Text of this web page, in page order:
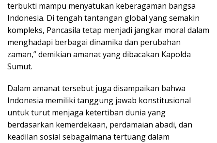
terbukti mampu menyatukan keberagaman bangsa
Indonesia. Di tengah tantangan global yang semakin
kompleks, Pancasila tetap menjadi jangkar moral dalam
menghadapi berbagai dinamika dan perubahan
zaman,” demikian amanat yang dibacakan Kapolda
Sumut.
Dalam amanat tersebut juga disampaikan bahwa
Indonesia memiliki tanggung jawab konstitusional
untuk turut menjaga ketertiban dunia yang
berdasarkan kemerdekaan, perdamaian abadi, dan
keadilan sosial sebagaimana tertuang dalam